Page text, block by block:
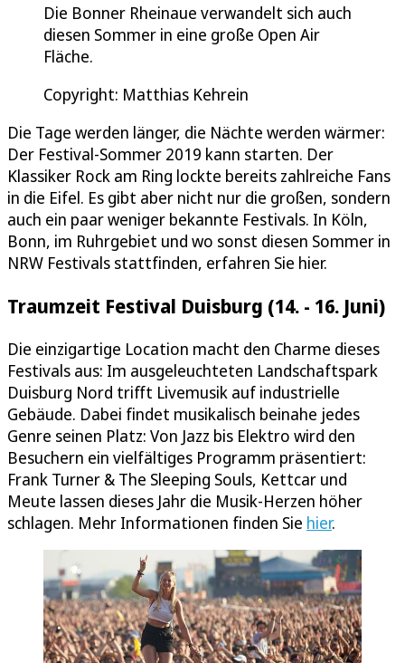
Die Bonner Rheinaue verwandelt sich auch
diesen Sommer in eine große Open Air
Fläche.
Copyright: Matthias Kehrein
Die Tage werden länger, die Nächte werden wärmer:
Der Festival-Sommer 2019 kann starten. Der
Klassiker Rock am Ring lockte bereits zahlreiche Fans
in die Eifel. Es gibt aber nicht nur die großen, sondern
auch ein paar weniger bekannte Festivals. In Köln,
Bonn, im Ruhrgebiet und wo sonst diesen Sommer in
NRW Festivals stattfinden, erfahren Sie hier.
Traumzeit Festival Duisburg (14. - 16. Juni)
Die einzigartige Location macht den Charme dieses
Festivals aus: Im ausgeleuchteten Landschaftspark
Duisburg Nord trifft Livemusik auf industrielle
Gebäude. Dabei findet musikalisch beinahe jedes
Genre seinen Platz: Von Jazz bis Elektro wird den
Besuchern ein vielfältiges Programm präsentiert:
Frank Turner & The Sleeping Souls, Kettcar und
Meute lassen dieses Jahr die Musik-Herzen höher
schlagen. Mehr Informationen finden Sie hier.